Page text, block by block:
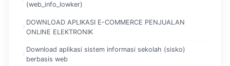
(web_info_lowker)
DOWNLOAD APLIKASI E-COMMERCE PENJUALAN
ONLINE ELEKTRONIK
Download aplikasi sistem informasi sekolah (sisko)
berbasis web